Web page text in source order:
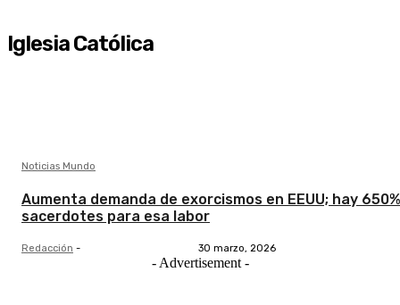
Iglesia Católica
Noticias Mundo
Aumenta demanda de exorcismos en EEUU; hay
sacerdotes para esa labor
Redacción - 30 marzo, 2026
- Advertisement -